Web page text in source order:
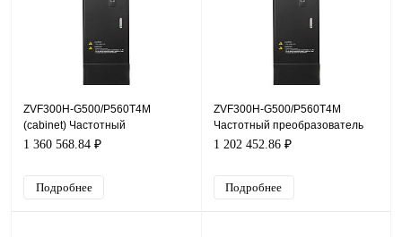
ZVF300H-G500/P560T4M
(cabinet) Частотный
преобразователь ZVF300H,
1 360 568.84 ₽
Подробнее
ZVF300H-G500/P560T4M
Частотный преобразователь
ZVF300H, 380В, 500кВт, 860А
1 202 452.86 ₽
Подробнее